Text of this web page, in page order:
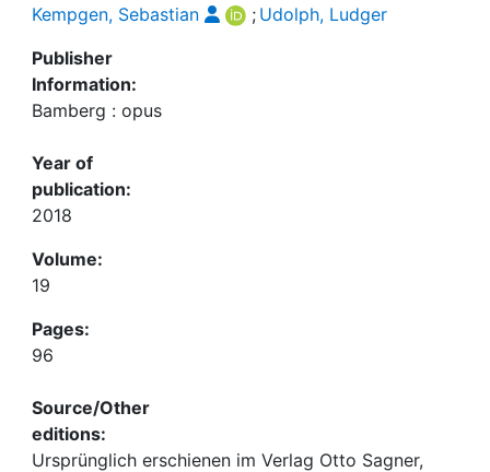
Kempgen, Sebastian
; Udolph, Ludger
Publisher
Information:
Bamberg : opus
Year of
publication:
2018
Volume:
19
Pages:
96
Source/Other
editions:
Ursprünglich erschienen im Verlag Otto Sagner,